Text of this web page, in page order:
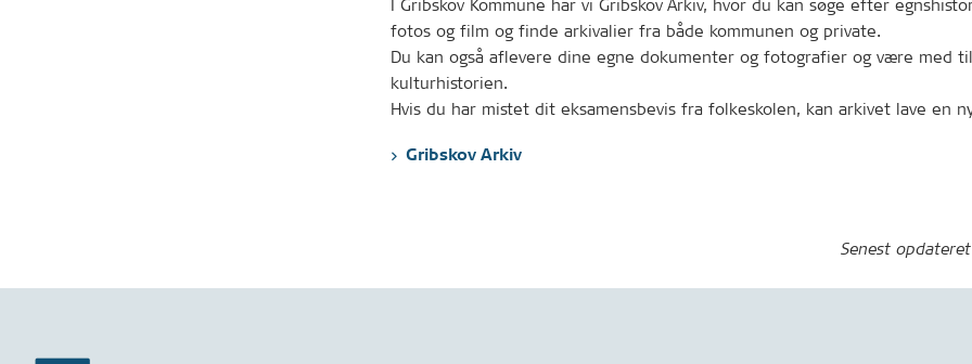
I Gribskov Kommune har vi Gribskov Arkiv, hvor du kan søge efter
fotos og film og finde arkivalier fra både kommunen og private.
Du kan også aflevere dine egne dokumenter og fotografier og være med
kulturhistorien.
Hvis du har mistet dit eksamensbevis fra folkeskolen, kan arkivet lave en
Gribskov Arkiv
Senest